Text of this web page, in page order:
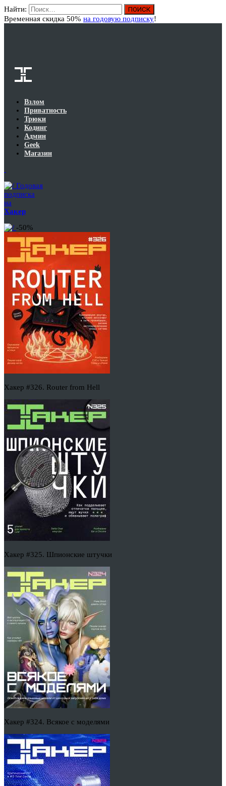
Найти:
Временная скидка 50% на годовую подписку!
Взлом
Приватность
Трюки
Кодинг
Админ
Geek
Магазин
Годовая
подписка
на
Хакер
-50%
Хакер #326. Router from Hell
Хакер #325. Шпионские штучки
Хакер #324. Всякое с моделями